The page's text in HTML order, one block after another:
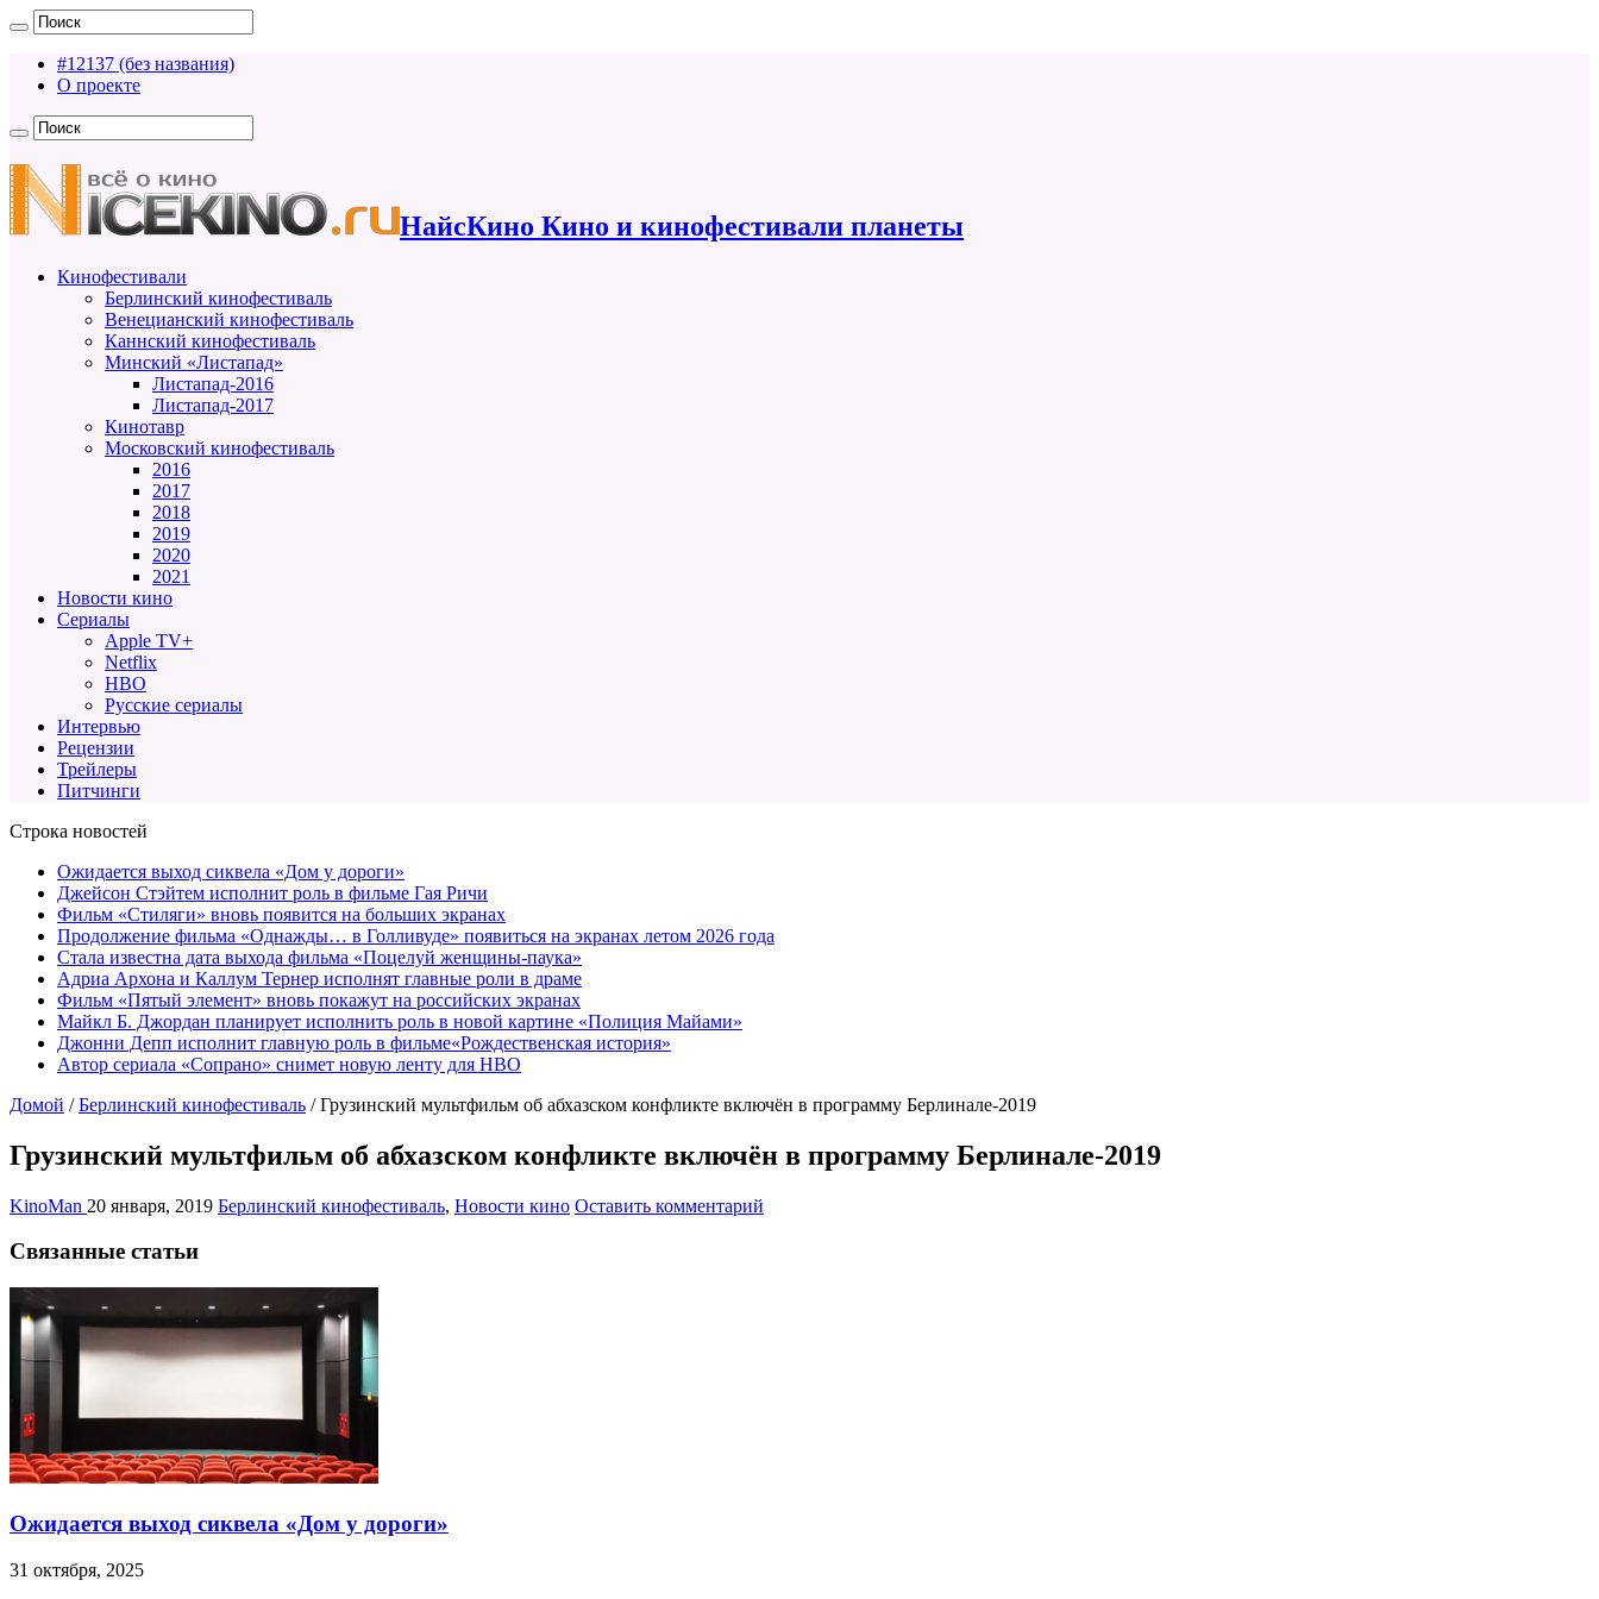
#12137 (без названия)
О проекте
НайсКино Кино и кинофестивали планеты
Кинофестивали
Берлинский кинофестиваль
Венецианский кинофестиваль
Каннский кинофестиваль
Минский «Листапад»
Листапад-2016
Листапад-2017
Кинотавр
Московский кинофестиваль
2016
2017
2018
2019
2020
2021
Новости кино
Сериалы
Apple TV+
Netflix
HBO
Русские сериалы
Интервью
Рецензии
Трейлеры
Питчинги
Строка новостей
Ожидается выход сиквела «Дом у дороги»
Джейсон Стэйтем исполнит роль в фильме Гая Ричи
Фильм «Стиляги» вновь появится на больших экранах
Продолжение фильма «Однажды… в Голливуде» появиться на экранах летом 2026 года
Стала известна дата выхода фильма «Поцелуй женщины-паука»
Адриа Архона и Каллум Тернер исполнят главные роли в драме
Фильм «Пятый элемент» вновь покажут на российских экранах
Майкл Б. Джордан планирует исполнить роль в новой картине «Полиция Майами»
Джонни Депп исполнит главную роль в фильме«Рождественская история»
Автор сериала «Сопрано» снимет новую ленту для HBO
Домой / Берлинский кинофестиваль / Грузинский мультфильм об абхазском конфликте включён в программу Берлинале-2019
Грузинский мультфильм об абхазском конфликте включён в программу Берлинале-2019
KinoMan 20 января, 2019 Берлинский кинофестиваль, Новости кино Оставить комментарий
Связанные статьи
Ожидается выход сиквела «Дом у дороги»
31 октября, 2025